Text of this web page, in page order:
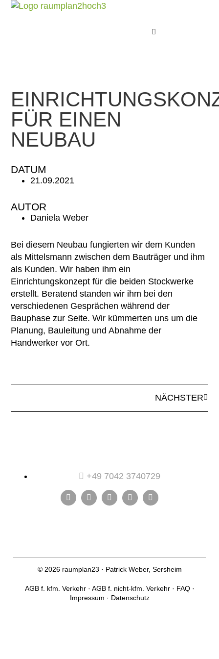
FÜR EINEN
NEUBAU
DATUM
21.09.2021
AUTOR
Daniela Weber
Bei diesem Neubau fungierten wir dem Kunden
als Mittelsmann zwischen dem Bauträger und ihm
als Kunden. Wir haben ihm ein
Einrichtungskonzept für die beiden Stockwerke
erstellt. Beratend standen wir ihm bei den
verschiedenen Gesprächen während der
Bauphase zur Seite. Wir kümmerten uns um die
Planung, Bauleitung und Abnahme der
Handwerker vor Ort.
NÄCHSTER
+49 7042 3740729
© 2026 raumplan23 · Patrick Weber, Sersheim
AGB f. kfm. Verkehr· AGB f. nicht-kfm. Verkehr· FAQ·
Impressum · Datenschutz